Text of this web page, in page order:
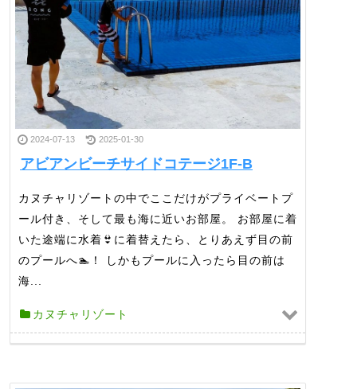
2024-07-13 2025-01-30
アビアンビーチサイドコテージ1F-B
カヌチャリゾートの中でここだけがプライベートプ
ール付き、そして最も海に近いお部屋。 お部屋に着
いた途端に水着👙に着替えたら、とりあえず目の前
のプールへ🏊！ しかもプールに入ったら目の前は
海...
カヌチャリゾート